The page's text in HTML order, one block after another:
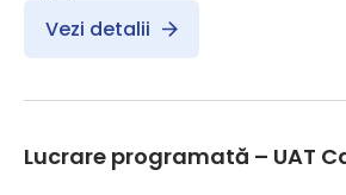
Vezi detalii
Lucrare programată – UAT